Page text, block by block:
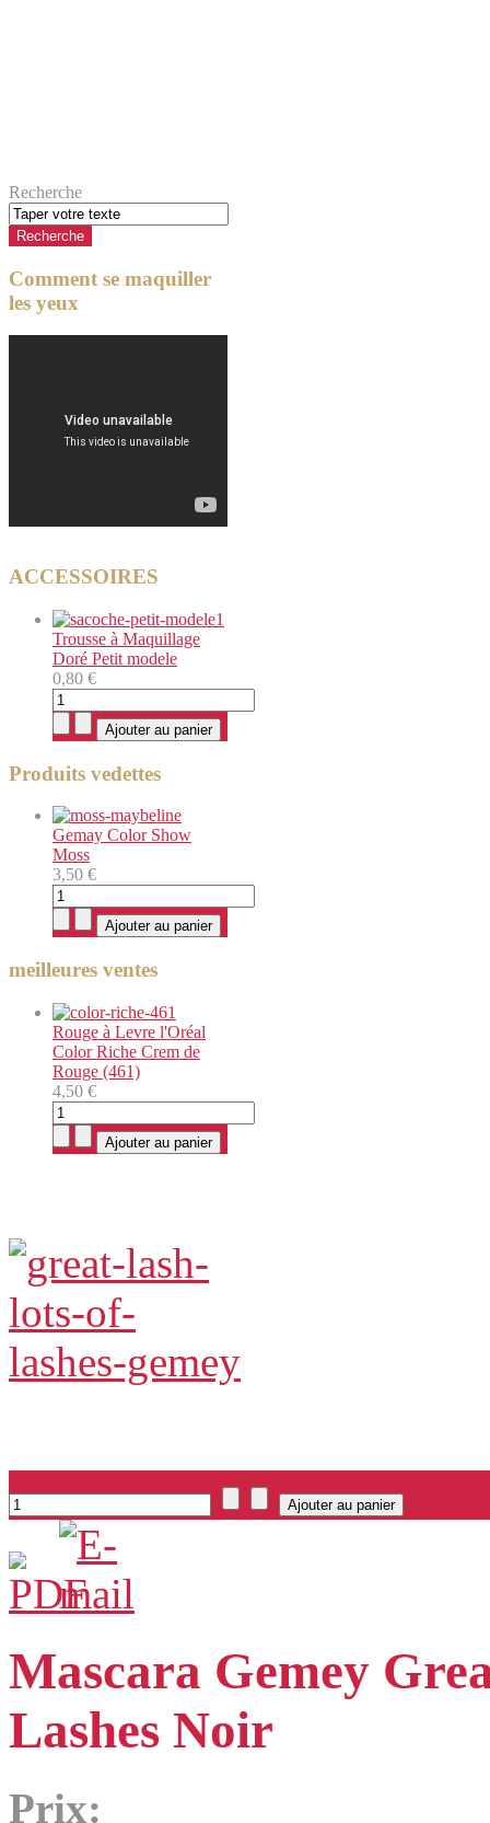
Recherche
Comment se maquiller
les yeux
ACCESSOIRES
Trousse à Maquillage
Doré Petit modele
0,80 €
Produits vedettes
Gemay Color Show
Moss
3,50 €
meilleures ventes
Rouge à Levre l'Oréal
Color Riche Crem de
Rouge (461)
4,50 €
Mascara Gemey
Lashes Noir
Prix: